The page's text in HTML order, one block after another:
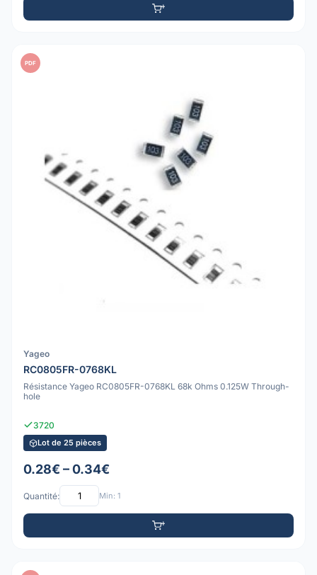
PDF
Yageo
RC0805FR-0768KL
Résistance Yageo RC0805FR-0768KL 68k Ohms 0.125W Through-
hole
3720
Lot de 25 pièces
0.28€ – 0.34€
Quantité: Min: 1